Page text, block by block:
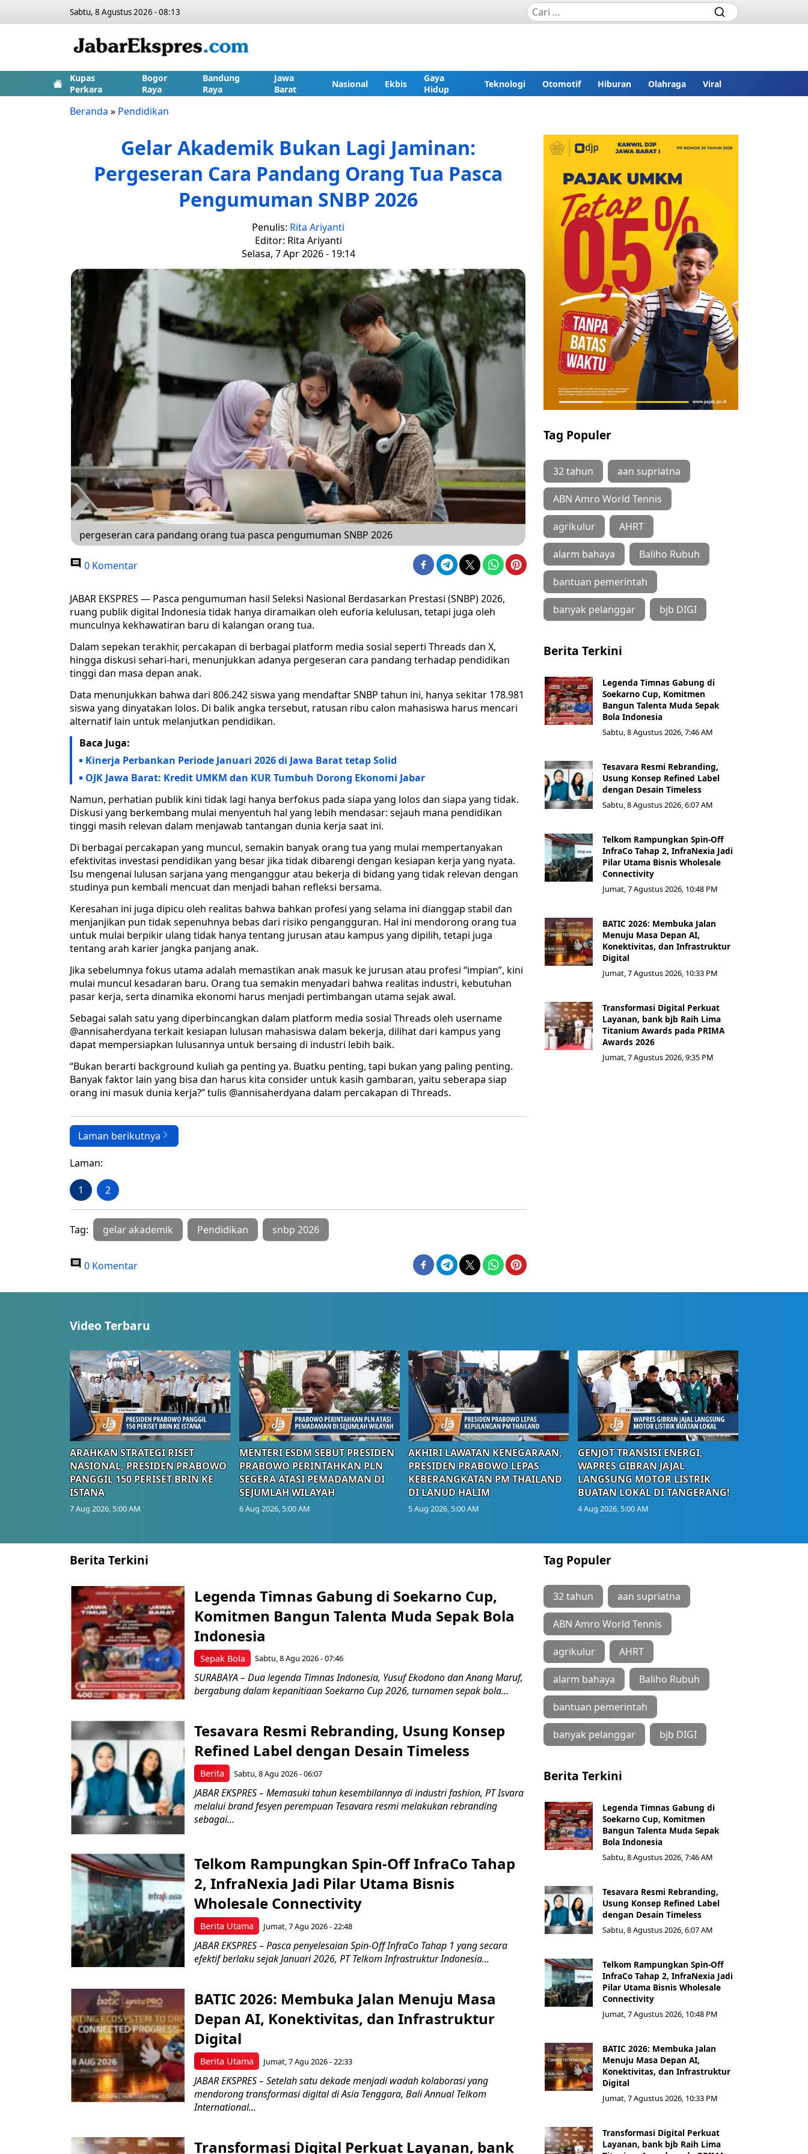
Sabtu, 8 Agustus 2026 - 08:13
Kupas
Perkara
Bogor
Raya
Bandung
Raya
Jawa
Barat
Nasional Ekbis
Gaya
Hidup
Teknologi Otomotif Hiburan Olahraga Viral
Beranda » Pendidikan
Gelar Akademik Bukan Lagi Jaminan:
Pergeseran Cara Pandang Orang Tua Pasca
Pengumuman SNBP 2026
Penulis: Rita Ariyanti
Editor: Rita Ariyanti
Selasa, 7 Apr 2026 - 19:14
pergeseran cara pandang orang tua pasca pengumuman SNBP 2026
0 Komentar
JABAR EKSPRES — Pasca pengumuman hasil Seleksi Nasional Berdasarkan Prestasi (SNBP) 2026,
ruang publik digital Indonesia tidak hanya diramaikan oleh euforia kelulusan, tetapi juga oleh
munculnya kekhawatiran baru di kalangan orang tua.
Dalam sepekan terakhir, percakapan di berbagai platform media sosial seperti Threads dan X,
hingga diskusi sehari-hari, menunjukkan adanya pergeseran cara pandang terhadap pendidikan
tinggi dan masa depan anak.
Data menunjukkan bahwa dari 806.242 siswa yang mendaftar SNBP tahun ini, hanya sekitar 178.981
siswa yang dinyatakan lolos. Di balik angka tersebut, ratusan ribu calon mahasiswa harus mencari
alternatif lain untuk melanjutkan pendidikan.
Baca Juga:
Kinerja Perbankan Periode Januari 2026 di Jawa Barat tetap Solid
OJK Jawa Barat: Kredit UMKM dan KUR Tumbuh Dorong Ekonomi Jabar
Namun, perhatian publik kini tidak lagi hanya berfokus pada siapa yang lolos dan siapa yang tidak.
Diskusi yang berkembang mulai menyentuh hal yang lebih mendasar: sejauh mana pendidikan
tinggi masih relevan dalam menjawab tantangan dunia kerja saat ini.
Di berbagai percakapan yang muncul, semakin banyak orang tua yang mulai mempertanyakan
efektivitas investasi pendidikan yang besar jika tidak dibarengi dengan kesiapan kerja yang nyata.
Isu mengenai lulusan sarjana yang menganggur atau bekerja di bidang yang tidak relevan dengan
studinya pun kembali mencuat dan menjadi bahan refleksi bersama.
Keresahan ini juga dipicu oleh realitas bahwa bahkan profesi yang selama ini dianggap stabil dan
menjanjikan pun tidak sepenuhnya bebas dari risiko pengangguran. Hal ini mendorong orang tua
untuk mulai berpikir ulang tidak hanya tentang jurusan atau kampus yang dipilih, tetapi juga
tentang arah karier jangka panjang anak.
Jika sebelumnya fokus utama adalah memastikan anak masuk ke jurusan atau profesi “impian”, kini
mulai muncul kesadaran baru. Orang tua semakin menyadari bahwa realitas industri, kebutuhan
pasar kerja, serta dinamika ekonomi harus menjadi pertimbangan utama sejak awal.
Sebagai salah satu yang diperbincangkan dalam platform media sosial Threads oleh username
@annisaherdyana terkait kesiapan lulusan mahasiswa dalam bekerja, dilihat dari kampus yang
dapat mempersiapkan lulusannya untuk bersaing di industri lebih baik.
“Bukan berarti background kuliah ga penting ya. Buatku penting, tapi bukan yang paling penting.
Banyak faktor lain yang bisa dan harus kita consider untuk kasih gambaran, yaitu seberapa siap
orang ini masuk dunia kerja?” tulis @annisaherdyana dalam percakapan di Threads.
Laman berikutnya
Laman:
1 2
Tag: gelar akademik Pendidikan snbp 2026
0 Komentar
Tag Populer
32 tahun aan supriatna
ABN Amro World Tennis
agrikulur AHRT
alarm bahaya Baliho Rubuh
bantuan pemerintah
banyak pelanggar bjb DIGI
Berita Terkini
Legenda Timnas Gabung di
Soekarno Cup, Komitmen
Bangun Talenta Muda Sepak
Bola Indonesia
Sabtu, 8 Agustus 2026, 7:46 AM
Tesavara Resmi Rebranding,
Usung Konsep Refined Label
dengan Desain Timeless
Sabtu, 8 Agustus 2026, 6:07 AM
Telkom Rampungkan Spin-Off
InfraCo Tahap 2, InfraNexia Jadi
Pilar Utama Bisnis Wholesale
Connectivity
Jumat, 7 Agustus 2026, 10:48 PM
BATIC 2026: Membuka Jalan
Menuju Masa Depan AI,
Konektivitas, dan Infrastruktur
Digital
Jumat, 7 Agustus 2026, 10:33 PM
Transformasi Digital Perkuat
Layanan, bank bjb Raih Lima
Titanium Awards pada PRIMA
Awards 2026
Jumat, 7 Agustus 2026, 9:35 PM
Video Terbaru
ARAHKAN STRATEGI RISET
NASIONAL, PRESIDEN PRABOWO
PANGGIL 150 PERISET BRIN KE
ISTANA
7 Aug 2026, 5:00 AM
MENTERI ESDM SEBUT PRESIDEN
PRABOWO PERINTAHKAN PLN
SEGERA ATASI PEMADAMAN DI
SEJUMLAH WILAYAH
6 Aug 2026, 5:00 AM
AKHIRI LAWATAN KENEGARAAN,
PRESIDEN PRABOWO LEPAS
KEBERANGKATAN PM THAILAND
DI LANUD HALIM
5 Aug 2026, 5:00 AM
GENJOT TRANSISI ENERGI,
WAPRES GIBRAN JAJAL
LANGSUNG MOTOR LISTRIK
BUATAN LOKAL DI TANGERANG!
4 Aug 2026, 5:00 AM
Berita Terkini
Sepak Bola
Legenda Timnas Gabung di Soekarno Cup,
Komitmen Bangun Talenta Muda Sepak Bola
Indonesia
Sabtu, 8 Agu 2026 - 07:46
SURABAYA – Dua legenda Timnas Indonesia, Yusuf Ekodono dan Anang Maruf,
bergabung dalam kepanitiaan Soekarno Cup 2026, turnamen sepak bola...
Berita
Tesavara Resmi Rebranding, Usung Konsep
Refined Label dengan Desain Timeless
Sabtu, 8 Agu 2026 - 06:07
JABAR EKSPRES – Memasuki tahun kesembilannya di industri fashion, PT Isvara
melalui brand fesyen perempuan Tesavara resmi melakukan rebranding
sebagai...
Berita Utama
Telkom Rampungkan Spin-Off InfraCo Tahap
2, InfraNexia Jadi Pilar Utama Bisnis
Wholesale Connectivity
Jumat, 7 Agu 2026 - 22:48
JABAR EKSPRES – Pasca penyelesaian Spin-Off InfraCo Tahap 1 yang secara
efektif berlaku sejak Januari 2026, PT Telkom Infrastruktur Indonesia...
Berita Utama
BATIC 2026: Membuka Jalan Menuju Masa
Depan AI, Konektivitas, dan Infrastruktur
Digital
Jumat, 7 Agu 2026 - 22:33
JABAR EKSPRES – Setelah satu dekade menjadi wadah kolaborasi yang
mendorong transformasi digital di Asia Tenggara, Bali Annual Telkom
International...
Transformasi Digital Perkuat Layanan, bank
Tag Populer
32 tahun aan supriatna
ABN Amro World Tennis
agrikulur AHRT
alarm bahaya Baliho Rubuh
bantuan pemerintah
banyak pelanggar bjb DIGI
Berita Terkini
Legenda Timnas Gabung di
Soekarno Cup, Komitmen
Bangun Talenta Muda Sepak
Bola Indonesia
Sabtu, 8 Agustus 2026, 7:46 AM
Tesavara Resmi Rebranding,
Usung Konsep Refined Label
dengan Desain Timeless
Sabtu, 8 Agustus 2026, 6:07 AM
Telkom Rampungkan Spin-Off
InfraCo Tahap 2, InfraNexia Jadi
Pilar Utama Bisnis Wholesale
Connectivity
Jumat, 7 Agustus 2026, 10:48 PM
BATIC 2026: Membuka Jalan
Menuju Masa Depan AI,
Konektivitas, dan Infrastruktur
Digital
Jumat, 7 Agustus 2026, 10:33 PM
Transformasi Digital Perkuat
Layanan, bank bjb Raih Lima